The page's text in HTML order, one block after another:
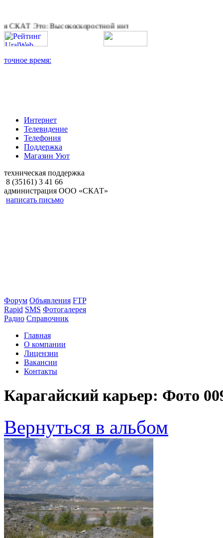
Это: Высокоскоростной интернет, качественное цифровое и
Интернет
Телевидение
Телефония
Поддержка
Магазин Уют
техническая поддержка
8 (35161) 3 41 66
администрация ООО «СКАТ»
написать письмо
Форум Объявления FTP
Rapid SMS Фотогалерея
Радио Справочник
Главная
О компании
Лицензии
Вакансии
Контакты
Карагайский карьер: Фото
Вернуться в альбом